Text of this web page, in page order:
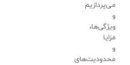
می‌پردازیم
و
ویژگی‌ها،
مزایا
و
محدودیت‌های